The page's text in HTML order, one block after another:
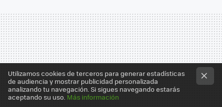
Utilizamos cookies de terceros para generar estadísticas
de audiencia y mostrar publicidad personalizada
analizando tu navegación. Si sigues navegando estarás
aceptando su uso. Más información